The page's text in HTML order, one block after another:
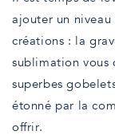
ajouter un
créations : la
sublimation vous
superbes
étonné par la
offrir.